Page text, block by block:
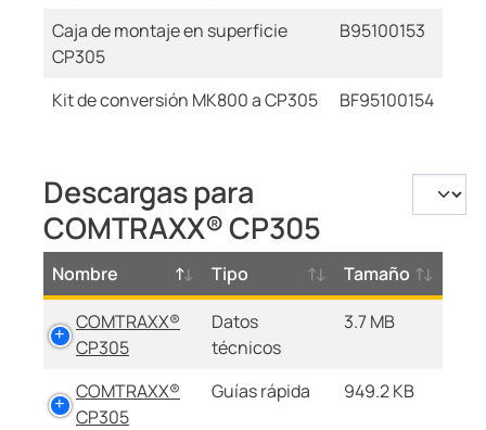
Caja de montaje en superficie
CP305
B95100153
Kit de conversión MK800 a CP305 BF95100154
Descargas para
COMTRAXX® CP305
Nombre Tipo
Tamaño
COMTRAXX®
CP305
Datos
técnicos
3.7 MB
COMTRAXX®
CP305
Guías rápida 949.2 KB